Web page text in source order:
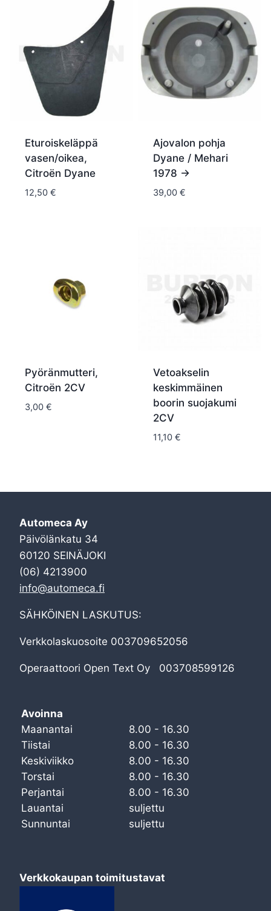
Eturoiskeläppä
vasen/oikea,
Citroën Dyane
12,50 €
Ajovalon pohja
Dyane / Mehari
1978 ->
39,00 €
Pyöränmutteri,
Citroën 2CV
3,00 €
Vetoakselin
keskimmäinen
boorin suojakumi
2CV
11,10 €
Automeca Ay
Päivölänkatu 34
60120 SEINÄJOKI
(06) 4213900
info@automeca.fi
SÄHKÖINEN LASKUTUS:
Verkkolaskuosoite 003709652056
Operaattoori Open Text Oy 003708599126
Avoinna
Maanantai
8.00 - 16.30
Tiistai
8.00 - 16.30
Keskiviikko
8.00 - 16.30
Torstai
8.00 - 16.30
Perjantai
8.00 - 16.30
Lauantai
suljettu
Sunnuntai
suljettu
Verkkokaupan toimitustavat